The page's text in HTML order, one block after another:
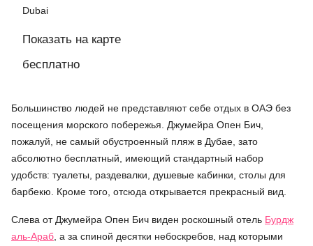
Dubai
Показать на карте
бесплатно
Большинство людей не представляют себе отдых в ОАЭ без
посещения морского побережья. Джумейра Опен Бич,
пожалуй, не самый обустроенный пляж в Дубае, зато
абсолютно бесплатный, имеющий стандартный набор
удобств: туалеты, раздевалки, душевые кабинки, столы для
барбекю. Кроме того, отсюда открывается прекрасный вид.
Слева от Джумейра Опен Бич виден роскошный отель Бурдж
аль-Араб , а за спиной десятки небоскребов, над которыми